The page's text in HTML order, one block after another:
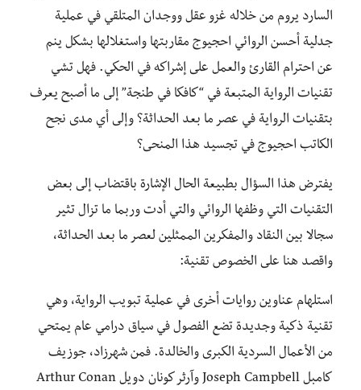
السارد يروم من خلاله غزو عقل ووجدان المتلقي في عملية
جدلية أحسن الروائي احجيوج مقاربتها واستغلالها بشكل ينم
عن احترام القارئ والعمل على إشراكه في الحكي. فهل تشي
تقنيات الرواية المتبعة في “كافكا في طنجة” إلى ما أصبح يعرف
بتقنيات الرواية في عصر ما بعد الحداثة؟ وإلى أي مدى نجح
الكاتب احجيوج في تجسيد هذا المنحى؟
يفترض هذا السؤال بطبيعة الحال الإشارة باقتضاب إلى بعض
التقنيات التي وظفها الروائي والتي أدت وربما ما تزال تثير
سجالا بين النقاد والمفكرين الممثلين لعصر ما بعد الحداثة،
واقصد هنا على الخصوص تقنية:
استلهام عناوين روايات أخرى في عملية تبويب الرواية، وهي
تقنية ذكية وجديدة تضع الفصول في سياق درامي عام يمتحي
من الأعمال السردية الكبرى والخالدة. فمن شهرزاد، جوزيف
كامبل Joseph Campbell وآرثر كونان دويل Arthur Conan